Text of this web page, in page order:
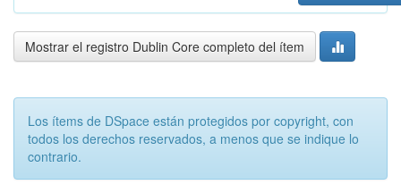
Mostrar el registro Dublin Core completo del ítem
Los ítems de DSpace están protegidos por copyright, con
todos los derechos reservados, a menos que se indique lo
contrario.